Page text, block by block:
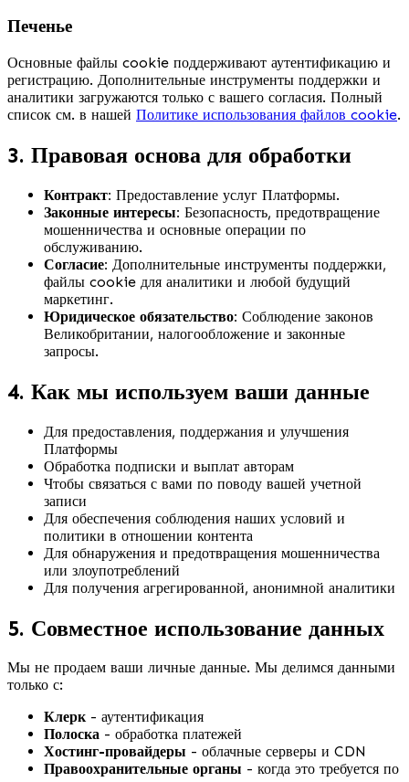
Печенье
Основные файлы cookie поддерживают аутентификацию и
регистрацию. Дополнительные инструменты поддержки и
аналитики загружаются только с вашего согласия. Полный
список см. в нашей Политике использования файлов cookie.
3. Правовая основа для обработки
Контракт: Предоставление услуг Платформы.
Законные интересы: Безопасность, предотвращение
мошенничества и основные операции по
обслуживанию.
Согласие: Дополнительные инструменты поддержки,
файлы cookie для аналитики и любой будущий
маркетинг.
Юридическое обязательство: Соблюдение законов
Великобритании, налогообложение и законные
запросы.
4. Как мы используем ваши данные
Для предоставления, поддержания и улучшения
Платформы
Обработка подписки и выплат авторам
Чтобы связаться с вами по поводу вашей учетной
записи
Для обеспечения соблюдения наших условий и
политики в отношении контента
Для обнаружения и предотвращения мошенничества
или злоупотреблений
Для получения агрегированной, анонимной аналитики
5. Совместное использование данных
Мы не продаем ваши личные данные. Мы делимся данными
только с:
Клерк - аутентификация
Полоска - обработка платежей
Хостинг-провайдеры - облачные серверы и CDN
Правоохранительные органы - когда это требуется по